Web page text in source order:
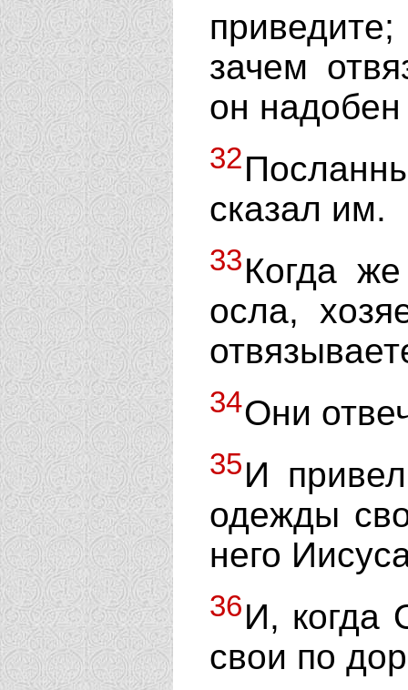
зачем
он надобен
32
сказал им.
33Когда
осла,
34Они
35И
одежды
него
36И, когда
свои по